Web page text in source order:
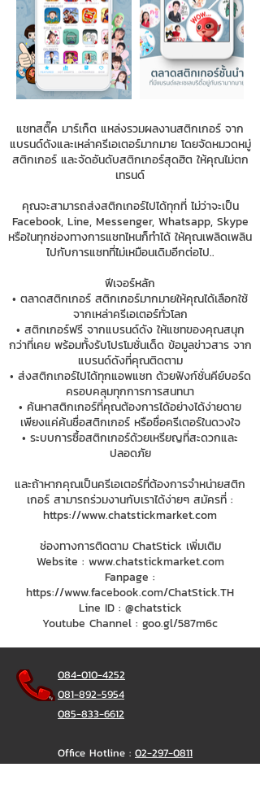
แชทสติ๊ค มาร์เก็ต แหล่งรวมผลงานสติกเกอร์ จาก
แบรนด์ดังและเหล่าครีเอเตอร์มากมาย โดยจัดหมวดหมู่
สติกเกอร์ และจัดอันดับสติกเกอร์สุดฮิต ให้คุณไม่ตก
เทรนด์
คุณจะสามารถส่งสติกเกอร์ไปได้ทุกที่ ไม่ว่าจะเป็น
Facebook, Line, Messenger, Whatsapp, Skype
หรือในทุกช่องทางการแชทไหนก็ทำได้ ให้คุณเพลิดเพลิน
ไปกับการแชทที่ไม่เหมือนเดิมอีกต่อไป..
ฟีเจอร์หลัก
• ตลาดสติกเกอร์ สติกเกอร์มากมายให้คุณได้เลือกใช้
จากเหล่าครีเอเตอร์ทั่วโลก
• สติกเกอร์ฟรี จากแบรนด์ดัง ให้แชทของคุณสนุก
กว่าที่เคย พร้อมทั้งรับโปรโมชั่นเด็ด ข้อมูลข่าวสาร จาก
แบรนด์ดังที่คุณติดตาม
• ส่งสติกเกอร์ไปได้ทุกแอพแชท ด้วยฟังก์ชั่นคีย์บอร์ด
ครอบคลุมทุกการการสนทนา
• ค้นหาสติกเกอร์ที่คุณต้องการได้อย่างได้ง่ายดาย
เพียงแค่ค้นชื่อสติกเกอร์ หรือชื่อครีเตอร์ในดวงใจ
• ระบบการซื้อสติกเกอร์ด้วยเหรียญที่สะดวกและ
ปลอดภัย
และถ้าหากคุณเป็นครีเอเตอร์ที่ต้องการจำหน่ายสติก
เกอร์ สามารถร่วมงานกับเราได้ง่ายๆ สมัครที่ :
https://www.chatstickmarket.com
ช่องทางการติดตาม ChatStick เพิ่มเติม
Website : www.chatstickmarket.com
Fanpage :
https://www.facebook.com/ChatStick.TH
Line ID : @chatstick
Youtube Channel : goo.gl/587m6c
084-010-4252
081-892-5954
085-833-6612
Office Hotline : 02-297-0811